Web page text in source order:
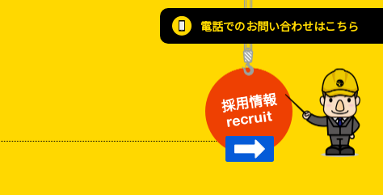
採用情報
recruit
電話でのお問い合わせはこちら